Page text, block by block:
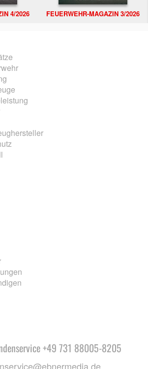
4/2026 FEUERWEHR-MAGAZIN 3/2026
+49 731 88005-8205